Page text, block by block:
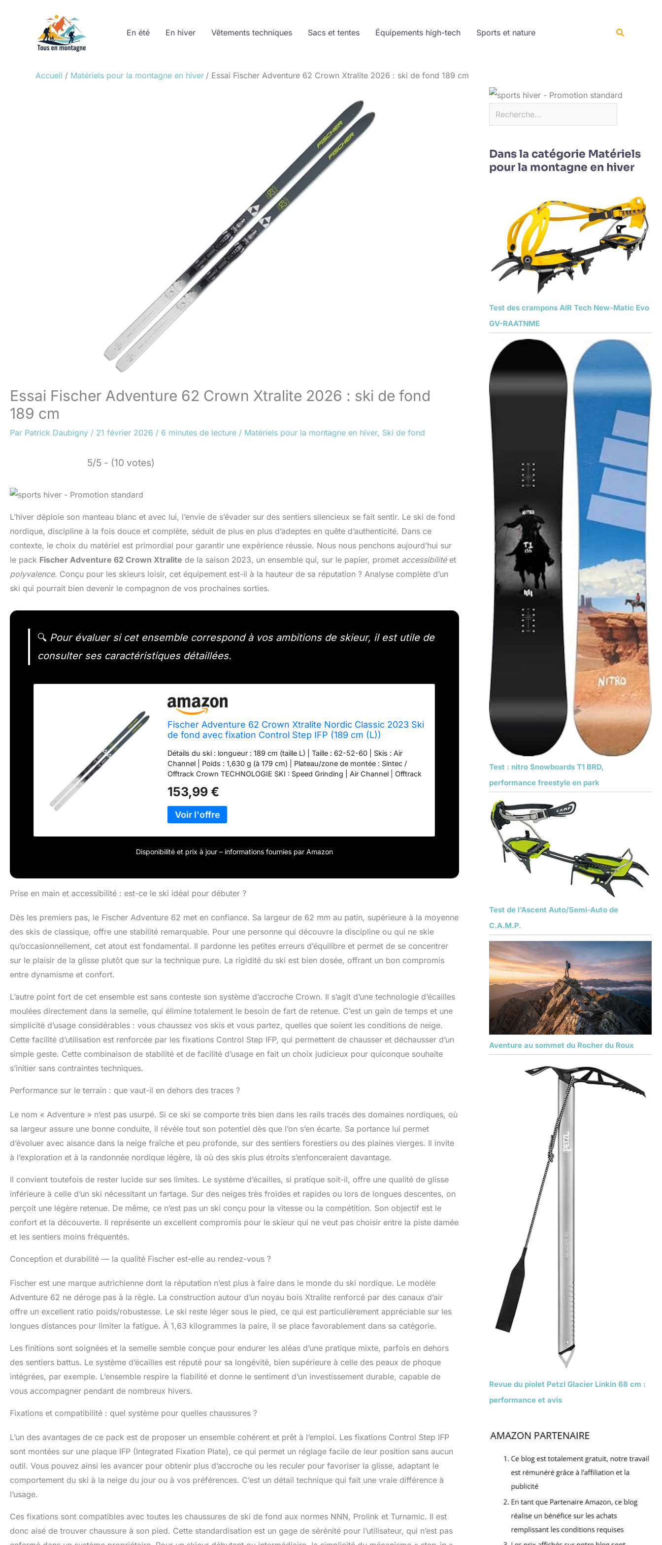
En été En hiver Vêtements techniques Sacs et tentes Équipements high-tech Sports et nature
Accueil Matériels pour la montagne en hiver Essai Fischer Adventure 62 Crown Xtralite 2026 : ski de fond 189 cm
Essai Fischer Adventure 62 Crown Xtralite 2026 : ski de fond
189 cm
Par Patrick Daubigny / 21 février 2026 / 6 minutes de lecture / Matériels pour la montagne en hiver, Ski de fond
5/5 - (10 votes)
L’hiver déploie son manteau blanc et avec lui, l’envie de s’évader sur des sentiers silencieux se fait sentir. Le ski de fond
nordique, discipline à la fois douce et complète, séduit de plus en plus d’adeptes en quête d’authenticité. Dans ce
contexte, le choix du matériel est primordial pour garantir une expérience réussie. Nous nous penchons aujourd’hui sur
le pack Fischer Adventure 62 Crown Xtralite de la saison 2023, un ensemble qui, sur le papier, promet accessibilitéet
polyvalence. Conçu pour les skieurs loisir, cet équipement est-il à la hauteur de sa réputation ? Analyse complète d’un
ski qui pourrait bien devenir le compagnon de vos prochaines sorties.
🔍 Pour évaluer si cet ensemble correspond à vos ambitions de skieur, il est utile de
consulter ses caractéristiques détaillées.
Fischer Adventure 62 Crown Xtralite Nordic Classic 2023 Ski
de fond avec fixation Control Step IFP (189 cm (L))
Détails du ski : longueur : 189 cm (taille L) | Taille : 62-52-60 | Skis : Air
Channel | Poids : 1,630 g (à 179 cm) | Plateau/zone de montée : Sintec /
Offtrack Crown TECHNOLOGIE SKI : Speed Grinding | Air Channel | Offtrack
Step-in | Facile à utiliser et intuitive | Réglage sans outil - Réglage sur la piste
| Contrôle et stabilité | Pointures de chaussures: 35-52 Technologie de
liaison : Turn Lock | Tool Free | Double Lock Slider | Corps épuré de torsion |
Step-In | Talon pré-ajustement | Classic Flexor Un partenaire polyvalent et
fiable pour tous les terrains. Equipé de Nordic Rocker et de l'élévateur tout-
nouvelle facilité, sa facilité d'utilisation et son rejet sûr loin des pistes de
capacités en tant que polyvalent.
153,99 €
Disponibilité et prix à jour – informations fournies par Amazon
Prise en main et accessibilité : est-ce le ski idéal pour débuter ?
Dès les premiers pas, le Fischer Adventure 62 met en confiance. Sa largeur de 62 mm au patin, supérieure à la moyenne
des skis de classique, offre une stabilité remarquable. Pour une personne qui découvre la discipline ou qui ne skie
qu’occasionnellement, cet atout est fondamental. Il pardonne les petites erreurs d’équilibre et permet de se concentrer
sur le plaisir de la glisse plutôt que sur la technique pure. La rigidité du ski est bien dosée, offrant un bon compromis
entre dynamisme et confort.
L’autre point fort de cet ensemble est sans conteste son système d’accroche Crown. Il s’agit d’une technologie d’écailles
moulées directement dans la semelle, qui élimine totalement le besoin de fart de retenue. C’est un gain de temps et une
simplicité d’usage considérables : vous chaussez vos skis et vous partez, quelles que soient les conditions de neige.
Cette facilité d’utilisation est renforcée par les fixations Control Step IFP, qui permettent de chausser et déchausser d’un
simple geste. Cette combinaison de stabilité et de facilité d’usage en fait un choix judicieux pour quiconque souhaite
s’initier sans contraintes techniques.
Performance sur le terrain : que vaut-il en dehors des traces ?
Le nom « Adventure » n’est pas usurpé. Si ce ski se comporte très bien dans les rails tracés des domaines nordiques, où
sa largeur assure une bonne conduite, il révèle tout son potentiel dès que l’on s’en écarte. Sa portance lui permet
d’évoluer avec aisance dans la neige fraîche et peu profonde, sur des sentiers forestiers ou des plaines vierges. Il invite
à l’exploration et à la randonnée nordique légère, là où des skis plus étroits s’enfonceraient davantage.
Il convient toutefois de rester lucide sur ses limites. Le système d’écailles, si pratique soit-il, offre une qualité de glisse
inférieure à celle d’un ski nécessitant un fartage. Sur des neiges très froides et rapides ou lors de longues descentes, on
perçoit une légère retenue. De même, ce n’est pas un ski conçu pour la vitesse ou la compétition. Son objectif est le
confort et la découverte. Il représente un excellent compromis pour le skieur qui ne veut pas choisir entre la piste damée
et les sentiers moins fréquentés.
Conception et durabilité — la qualité Fischer est-elle au rendez-vous ?
Fischer est une marque autrichienne dont la réputation n’est plus à faire dans le monde du ski nordique. Le modèle
Adventure 62 ne déroge pas à la règle. La construction autour d’un noyau bois Xtralite renforcé par des canaux d’air
offre un excellent ratio poids/robustesse. Le ski reste léger sous le pied, ce qui est particulièrement appréciable sur les
longues distances pour limiter la fatigue. À 1,63 kilogrammes la paire, il se place favorablement dans sa catégorie.
Les finitions sont soignées et la semelle semble conçue pour endurer les aléas d’une pratique mixte, parfois en dehors
des sentiers battus. Le système d’écailles est réputé pour sa longévité, bien supérieure à celle des peaux de phoque
intégrées, par exemple. L’ensemble respire la fiabilité et donne le sentiment d’un investissement durable, capable de
vous accompagner pendant de nombreux hivers.
Fixations et compatibilité : quel système pour quelles chaussures ?
L’un des avantages de ce pack est de proposer un ensemble cohérent et prêt à l’emploi. Les fixations Control Step IFP
sont montées sur une plaque IFP (Integrated Fixation Plate), ce qui permet un réglage facile de leur position sans aucun
outil. Vous pouvez ainsi les avancer pour obtenir plus d’accroche ou les reculer pour favoriser la glisse, adaptant le
comportement du ski à la neige du jour ou à vos préférences. C’est un détail technique qui fait une vraie différence à
l’usage.
Ces fixations sont compatibles avec toutes les chaussures de ski de fond aux normes NNN, Prolink et Turnamic. Il est
donc aisé de trouver chaussure à son pied. Cette standardisation est un gage de sérénité pour l’utilisateur, qui n’est pas
Dans la catégorie Matériels
pour la montagne en hiver
Test des crampons AIR Tech New-Matic Evo
GV-RAATNME
Test : nitro Snowboards T1 BRD,
performance freestyle en park
Test de l’Ascent Auto/Semi-Auto de
C.A.M.P.
Aventure au sommet du Rocher du Roux
Revue du piolet Petzl Glacier Linkin 68 cm :
performance et avis